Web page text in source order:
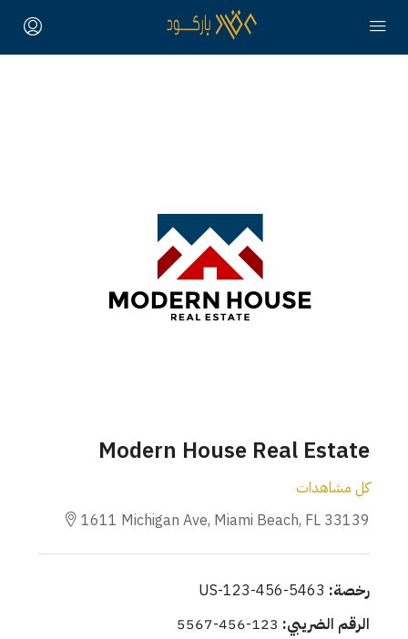
Modern House Real Estate
كل مشاهدات
1611 Michigan Ave, Miami Beach, FL 33139
رخصة:US-123-456-5463
الرقم الضريبي:123-456-5567